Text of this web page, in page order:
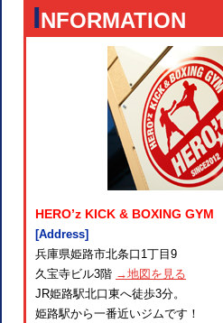
INFORMATION
HERO’z KICK & BOXING GYM
[Address]
兵庫県姫路市北条口1丁目9
久宝寺ビル3階 →地図を見る
JR姫路駅北口東へ徒歩3分。
姫路駅から一番近いジムです！